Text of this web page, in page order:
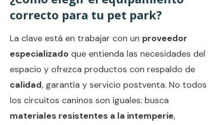
correcto para tu pet park?
La clave está en trabajar con un proveedor
especializado que entienda las necesidades del
espacio y ofrezca productos con respaldo de
calidad, garantía y servicio postventa. No todos
los circuitos caninos son iguales: busca
materiales resistentes a la intemperie,